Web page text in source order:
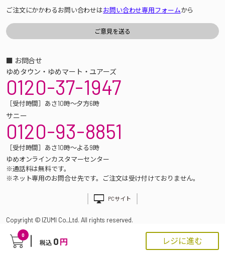
0
税込 0 円 レジに進む
ご注文にかかわるお問い合わせはお問い合わせ専用フォームから
■ お問合せ
ゆめタウン・ゆめマート・ユアーズ
0120-37-1947
［受付時間］あさ10時～夕方6時
サニー
0120-93-8851
［受付時間］あさ10時～よる9時
ゆめオンラインカスタマーセンター
※通話料は無料です。
※ネット専用のお問合せ先です。ご注文は受け付けておりません。
PCサイト
Copyright © IZUMI Co.,Ltd. All rights reserved.